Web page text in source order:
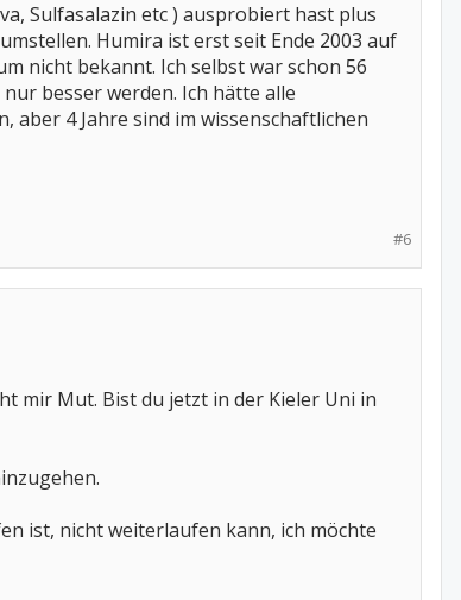
Sulfasalazin etc ) ausprobiert hast plus
Humira ist erst seit Ende 2003 auf
nicht bekannt. Ich selbst war schon 56
besser werden. Ich hätte alle
4 Jahre sind im wissenschaftlichen
#6
mir Mut. Bist du jetzt in der Kieler Uni in
ist, nicht weiterlaufen kann, ich möchte